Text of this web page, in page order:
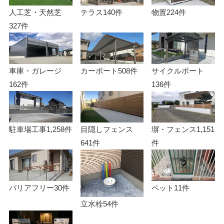
人工芝・天然芝
327件
テラス140件 物置224件
車庫・ガレージ
162件
カーポート508件
サイクルポート
136件
駐車場工事1,258件
目隠しフェンス
641件
塀・フェンス1,151
件
バリアフリー30件
立水栓54件
ペット 11件